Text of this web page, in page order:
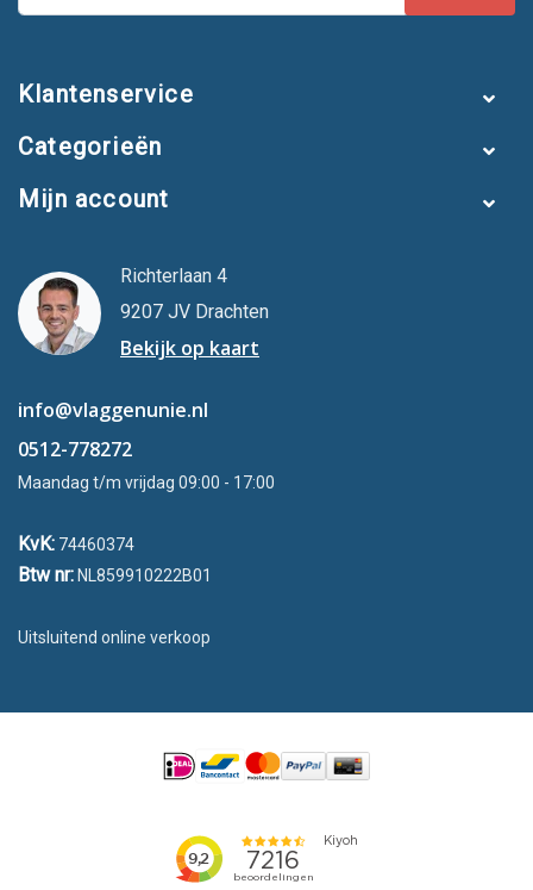
Klantenservice
Categorieën
Mijn account
Richterlaan 4
9207 JV Drachten
Bekijk op kaart
info@vlaggenunie.nl
0512-778272
Maandag t/m vrijdag 09:00 - 17:00
KvK: 74460374
Btw nr: NL859910222B01
Uitsluitend online verkoop